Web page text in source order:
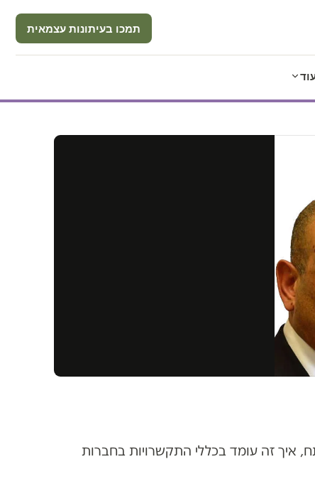
תמכו בעיתונות עצמאית
איך זה עומד בכללי התקשרויות בחברות